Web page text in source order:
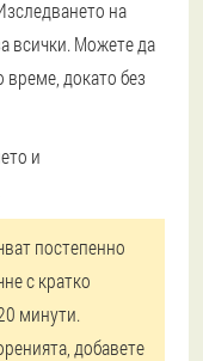
на
всички. Можете да
докато без
и
постепенно
с кратко
минути.
добавете